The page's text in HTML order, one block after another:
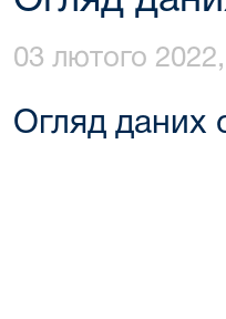
03 лютого
Огляд даних